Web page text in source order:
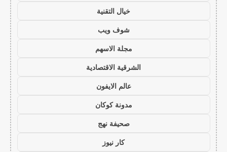
خيال التقنية
شوف ويب
مجلة الاسهم
الشرقية الاقتصادية
عالم الايفون
مدونة كوكان
صحيفة نهج
كار نيوز